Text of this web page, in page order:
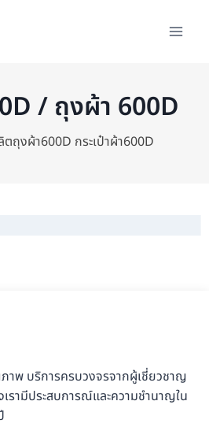
/ ถุงผ้า 600D
ถุงผ้า600D กระเป๋าผ้า600D
าพ บริการครบวงจรจากผู้เชี่ยวชาญ
เรามีประสบการณ์และความชำนาญใน